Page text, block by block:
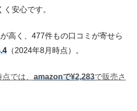
安心です。
高く、477件もの口コミが寄せら
（2024年8月時点）。
では、 amazonで¥2,283で販売さ